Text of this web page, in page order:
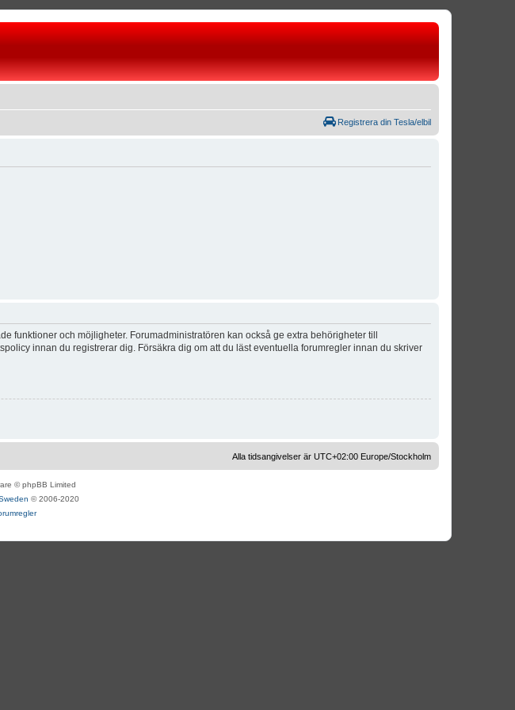
Registrera din Tesla/elbil
funktioner och möjligheter. Forumadministratören kan också ge extra behörigheter till
innan du registrerar dig. Försäkra dig om att du läst eventuella forumregler innan du skriver
Alla tidsangivelser är UTC+02:00 Europe/Stockholm
© phpBB Limited
© 2006-2020